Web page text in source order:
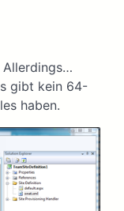
Allerdings…
gibt kein 64-
haben.